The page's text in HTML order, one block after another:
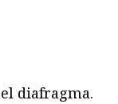
diafragma.